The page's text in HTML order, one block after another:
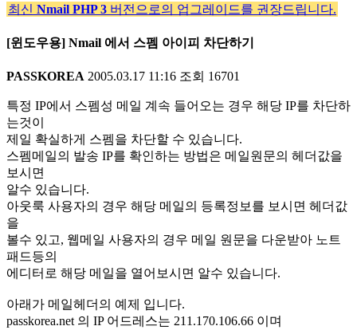
최신 Nmail PHP 3 버전으로의 업그레이드를 권장드립니다.
[윈도우용] Nmail 에서 스펨 아이피 차단하기
PASSKOREA 2005.03.17 11:16 조회 16701
특정 IP에서 스펨성 메일 계속 들어오는 경우 해당 IP를 차단하
는것이
제일 확실하게 스펨을 차단할 수 있습니다.
스펨메일의 발송 IP를 확인하는 방법은 메일원문의 헤더값을
보시면
알수 있습니다.
아웃룩 사용자의 경우 해당 메일의 등록정보를 보시면 헤더값
을
볼수 있고, 웹메일 사용자의 경우 메일 원문을 다운받아 노트
패드등의
에디터로 해당 메일을 열어보시면 알수 있습니다.
아래가 메일헤더의 예제 입니다.
passkorea.net 의 IP 어드레스는 211.170.106.66 이며